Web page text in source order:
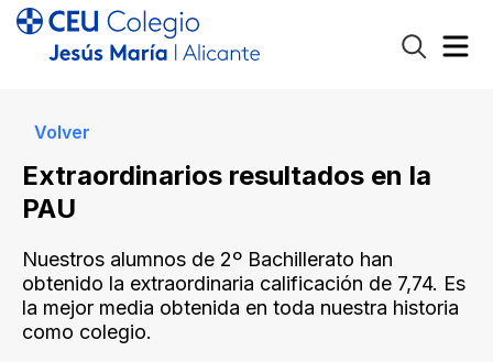
Volver
Extraordinarios resultados en la
PAU
Nuestros alumnos de 2º Bachillerato han
obtenido la extraordinaria calificación de 7,74. Es
la mejor media obtenida en toda nuestra historia
como colegio.